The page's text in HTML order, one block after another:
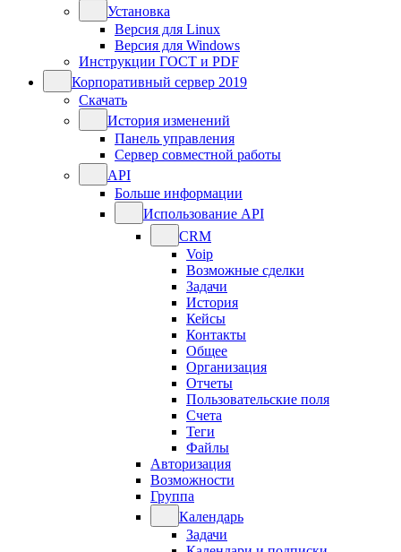
Установка
Версия для Linux
Версия для Windows
Инструкции ГОСТ и PDF
Корпоративный сервер 2019
Скачать
История изменений
Панель управления
Сервер совместной работы
API
Больше информации
Использование API
CRM
Voip
Возможные сделки
Задачи
История
Кейсы
Контакты
Общее
Организация
Отчеты
Пользовательские поля
Счета
Теги
Файлы
Авторизация
Возможности
Группа
Календарь
Задачи